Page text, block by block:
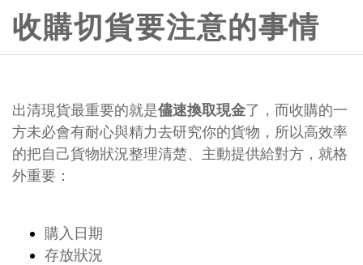
收購切貨要注意的事情
出清現貨最重要的就是儘速換取現金了，而收購的一
方未必會有耐心與精力去研究你的貨物，所以高效率
的把自己貨物狀況整理清楚、主動提供給對方，就格
外重要：
購入日期
存放狀況